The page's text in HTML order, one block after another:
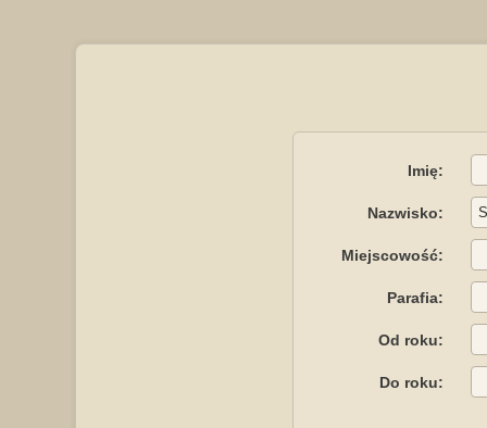
Imię:
Nazwisko:
Miejscowość:
Parafia:
Od roku:
Do roku: